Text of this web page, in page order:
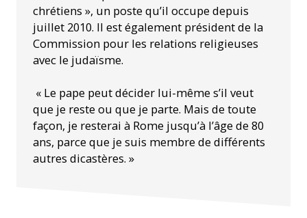
chrétiens », un poste qu’il occupe depuis
juillet 2010. Il est également président de la
Commission pour les relations religieuses
avec le judaïsme.
« Le pape peut décider lui-même s’il veut
que je reste ou que je parte. Mais de toute
façon, je resterai à Rome jusqu’à l’âge de 80
ans, parce que je suis membre de différents
autres dicastères. »